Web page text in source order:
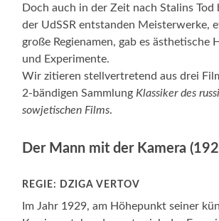
Doch auch in der Zeit nach Stalins Tod
der UdSSR entstanden Meisterwerke,
große Regienamen, gab es ästhetische
und Experimente.
Wir zitieren stellvertretend aus drei
2-bändigen SammlungKlassiker des
sowjetischen Films.
Der Mann mit der Kamera
REGIE: DZIGA VERTOV
Im Jahr 1929, am Höhepunkt seiner